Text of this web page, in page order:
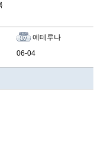
예테루나
06-04